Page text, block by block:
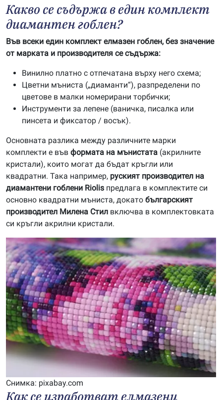
Какво се съдържа в един комплект
диамантен гоблен?
Във всеки един комплект елмазен гоблен, без значение
от марката и производителя се съдържа:
Винилно платно с отпечатана върху него схема;
Цветни мъниста („диаманти“), разпределени по
цветове в малки номерирани торбички;
Инструменти за лепене (ваничка, писалка или
пинсета и фиксатор / восък).
Основната разлика между различните марки
комплекти е във формата на мънистата (акрилните
кристали), които могат да бъдат кръгли или
квадратни. Така например, руският производител на
диамантени гоблени Riolis предлага в комплектите си
основно квадратни мъниста, докато българският
производител Милена Стил включва в комплектовката
си кръгли акрилни кристали.
Снимкa: pixabay.com
Как се изработват елмазени